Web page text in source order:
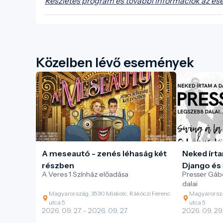
Közelben lévő események
A meseautó - zenés léhaság két
részben
A Veres 1 Színház előadása
Magyarország, 3530 Miskolc, Rákóczi Ferenc
utca 5
2026. 09. 27. - 2026. 09. 27.
Neked
Django
Presser
dalai
utca 5
2026. 09.